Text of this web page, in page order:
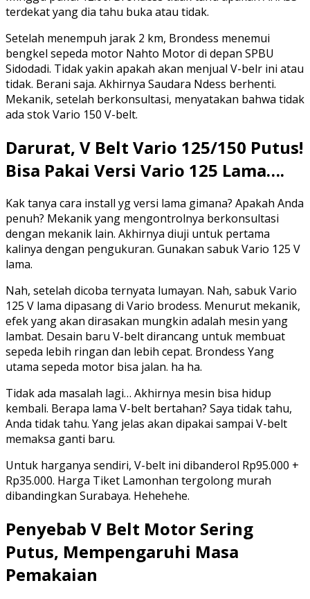
terdekat yang dia tahu buka atau tidak.
Setelah menempuh jarak 2 km, Brondess menemui
bengkel sepeda motor Nahto Motor di depan SPBU
Sidodadi. Tidak yakin apakah akan menjual V-belr ini atau
tidak. Berani saja. Akhirnya Saudara Ndess berhenti.
Mekanik, setelah berkonsultasi, menyatakan bahwa tidak
ada stok Vario 150 V-belt.
Darurat, V Belt Vario 125/150 Putus!
Bisa Pakai Versi Vario 125 Lama….
Kak tanya cara install yg versi lama gimana? Apakah Anda
penuh? Mekanik yang mengontrolnya berkonsultasi
dengan mekanik lain. Akhirnya diuji untuk pertama
kalinya dengan pengukuran. Gunakan sabuk Vario 125 V
lama.
Nah, setelah dicoba ternyata lumayan. Nah, sabuk Vario
125 V lama dipasang di Vario brodess. Menurut mekanik,
efek yang akan dirasakan mungkin adalah mesin yang
lambat. Desain baru V-belt dirancang untuk membuat
sepeda lebih ringan dan lebih cepat. Brondess Yang
utama sepeda motor bisa jalan. ha ha.
Tidak ada masalah lagi… Akhirnya mesin bisa hidup
kembali. Berapa lama V-belt bertahan? Saya tidak tahu,
Anda tidak tahu. Yang jelas akan dipakai sampai V-belt
memaksa ganti baru.
Untuk harganya sendiri, V-belt ini dibanderol Rp95.000 +
Rp35.000. Harga Tiket Lamonhan tergolong murah
dibandingkan Surabaya. Hehehehe.
Penyebab V Belt Motor Sering
Putus, Mempengaruhi Masa
Pemakaian